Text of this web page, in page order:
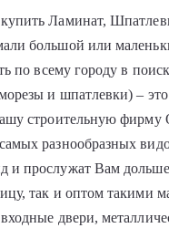
Ламинат,
большой или
по всему городу в
и шпатлевки) –
строительную
разнообразных
прослужат Вам
так и оптом такими
двери,